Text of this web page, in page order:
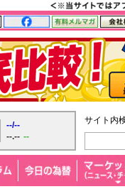
--/--
--.-- --
サイト内